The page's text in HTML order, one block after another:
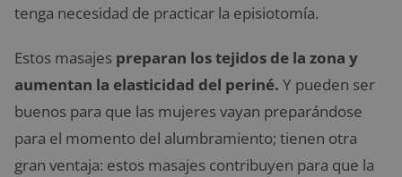
tenga necesidad de practicar la episiotomía.
Estos masajes preparan los tejidos de la zona y
aumentan la elasticidad del periné. Y pueden ser
buenos para que las mujeres vayan preparándose
para el momento del alumbramiento; tienen otra
gran ventaja: estos masajes contribuyen para que la